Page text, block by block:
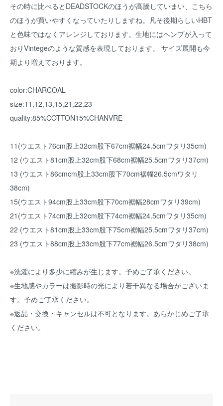
その時に比べるとDEADSTOCKのほうが高騰していまい、こちら
のほうが買いやすくなっていたりしますね。凡そ後期らしいHBT
と色味ではなくアレンジしております。生地にはヘンプが入って
おりVintegeのような質感を表現しております。 サイズ展開も今
期より増えております。
color:CHARCOAL
size:11,12,13,15,21,22,23
quality:85%COTTON15%CHANVRE
11(ウエスト76cm股上32cm股下67cm裾幅24.5cmワタリ35cm)
12 (ウエスト81cm股上32cm股下68cm裾幅25.5cmワタリ37cm)
13 (ウエスト86cmcm股上33cm股下70cm裾幅26.5cmワタリ
38cm)
15(ウエスト94cm股上33cm股下70cm裾幅28cmワタリ39cm)
21(ウエスト74cm股上32cm股下74cm裾幅24.5cmワタリ35cm)
22 (ウエスト81cm股上33cm股下75cm裾幅25.5cmワタリ37cm)
23 (ウエスト88cm股上33cm股下77cm裾幅26.5cmワタリ38cm)
※洗濯により多少に縮みが生じます。予めご了承ください。
※生地感やカラーは撮影時の光により若干異なる場合がございま
す。予めご了承ください。
※返品・交換・キャンセルは不可となります。あらかじめご了承
ください。